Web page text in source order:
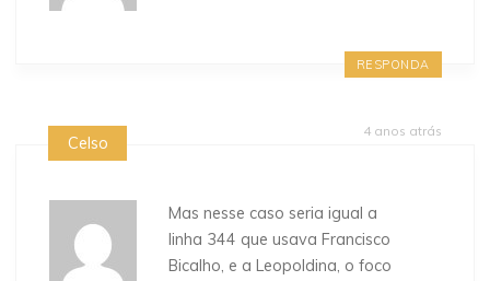
RESPONDA
4 anos atrás
Celso
Mas nesse caso seria igual a
linha 344 que usava Francisco
Bicalho, e a Leopoldina, o foco